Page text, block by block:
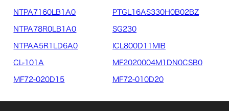
NTPA7160LB1A0 PTGL16AS330H0B02BZ
NTPA78R0LB1A0 SG230
NTPAA5R1LD6A0 ICL800D11MIB
CL-101A MF2020004M1DN0CSB0
MF72-020D15 MF72-010D20